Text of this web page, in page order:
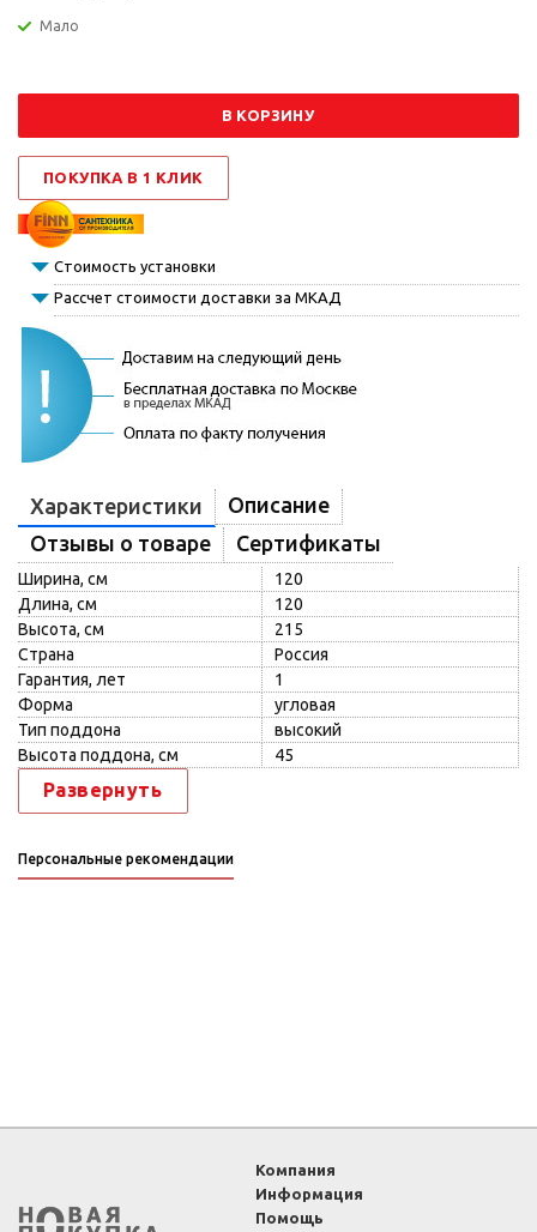
Мало
В КОРЗИНУ
ПОКУПКА В 1 КЛИК
Стоимость установки
Рассчет стоимости доставки за МКАД
Характеристики
Описание
Отзывы о товаре
Сертификаты
Ширина, см
120
Длина, см
120
Высота, см
215
Страна
Россия
Гарантия, лет
1
Форма
угловая
Тип поддона
высокий
Высота поддона, см
45
Развернуть
Персональные рекомендации
Компания
Информация
Помощь